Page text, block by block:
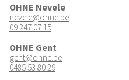
OHNE Nevele
nevele@ohne.be
09 247 07 15
OHNE Gent
gent@ohne.be
0485 53 80 29